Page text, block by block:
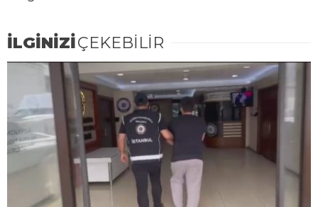
İLGİNİZİÇEKEBİLİR